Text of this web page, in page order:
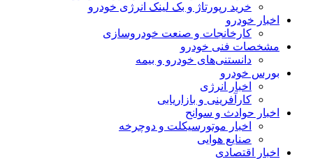
خرید رپورتاژ و بک لینک انرژی خودرو
اخبار خودرو
کارخانجات و صنعت خودروسازی
مشخصات فنی خودرو
دانستنی‌های خودرو و بیمه
بورس خودرو
اخبار انرژی
کارآفرینی و بازاریابی
اخبار حوادث و سوانح
اخبار موتورسیکلت و دوچرخه
صنایع هوایی
اخبار اقتصادی